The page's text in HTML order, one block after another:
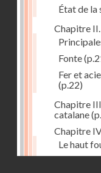
État de la
Chapitre
Fonte
Fer et
(p.22)
Chapitre
catalane
Chapitre
Le haut